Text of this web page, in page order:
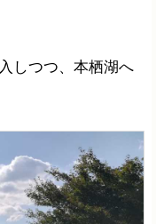
しつつ、本栖湖へ